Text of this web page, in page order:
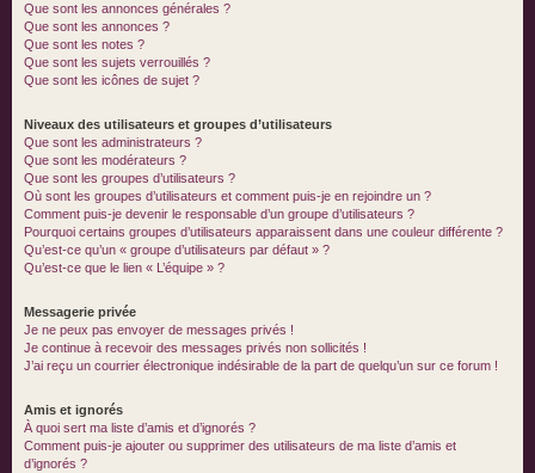
Que sont les annonces générales ?
Que sont les annonces ?
Que sont les notes ?
Que sont les sujets verrouillés ?
Que sont les icônes de sujet ?
Niveaux des utilisateurs et groupes d’utilisateurs
Que sont les administrateurs ?
Que sont les modérateurs ?
Que sont les groupes d’utilisateurs ?
Où sont les groupes d’utilisateurs et comment puis-je en rejoindre un ?
Comment puis-je devenir le responsable d’un groupe d’utilisateurs ?
Pourquoi certains groupes d’utilisateurs apparaissent dans une couleur différente ?
Qu’est-ce qu’un « groupe d’utilisateurs par défaut » ?
Qu’est-ce que le lien « L’équipe » ?
Messagerie privée
Je ne peux pas envoyer de messages privés !
Je continue à recevoir des messages privés non sollicités !
J’ai reçu un courrier électronique indésirable de la part de quelqu’un sur ce forum !
Amis et ignorés
À quoi sert ma liste d’amis et d’ignorés ?
Comment puis-je ajouter ou supprimer des utilisateurs de ma liste d’amis et
d’ignorés ?